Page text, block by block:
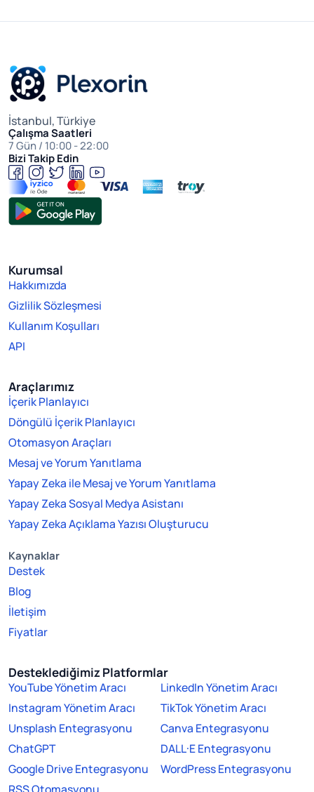
İstanbul, Türkiye
Çalışma Saatleri
7 Gün / 10:00 - 22:00
Bizi Takip Edin
Kurumsal
Hakkımızda
Gizlilik Sözleşmesi
Kullanım Koşulları
API
Araçlarımız
İçerik Planlayıcı
Döngülü İçerik Planlayıcı
Otomasyon Araçları
Mesaj ve Yorum Yanıtlama
Yapay Zeka ile Mesaj ve Yorum Yanıtlama
Yapay Zeka Sosyal Medya Asistanı
Yapay Zeka Açıklama Yazısı Oluşturucu
Kaynaklar
Destek
Blog
İletişim
Fiyatlar
Desteklediğimiz Platformlar
YouTube Yönetim Aracı
LinkedIn Yönetim Aracı
Instagram Yönetim Aracı
TikTok Yönetim Aracı
Unsplash Entegrasyonu
Canva Entegrasyonu
ChatGPT
DALL·E Entegrasyonu
Google Drive Entegrasyonu
WordPress Entegrasyonu